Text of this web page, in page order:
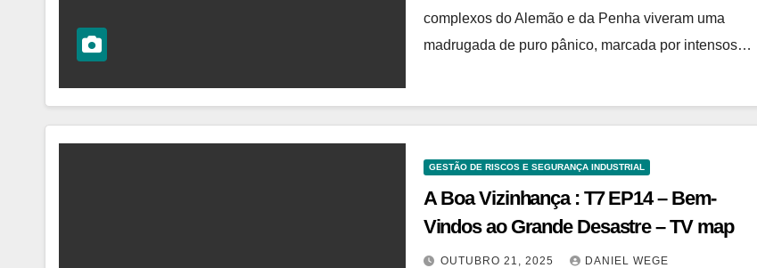
complexos do Alemão e da Penha viveram uma
madrugada de puro pânico, marcada por intensos…
GESTÃO DE RISCOS E SEGURANÇA INDUSTRIAL
A Boa Vizinhança : T7 EP14 – Bem-
Vindos ao Grande Desastre – TV map
OUTUBRO 21, 2025 DANIEL WEGE